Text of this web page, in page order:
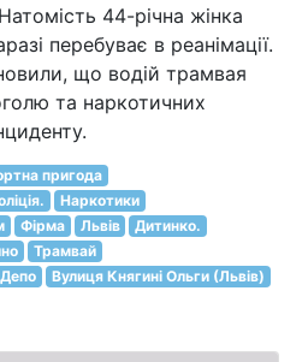
44-річна жінка
перебуває в реанімації.
що водій трамвая
та наркотичних
пригода
Наркотики
Фірма Львів
Дитинко.
Трамвай
Депо Вулиця Княгині Ольги (Львів)